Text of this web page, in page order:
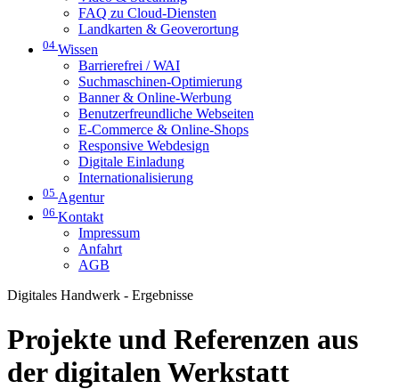
FAQ zu Cloud-Diensten
Landkarten & Geoverortung
04 Wissen
Barrierefrei / WAI
Suchmaschinen-Optimierung
Banner & Online-Werbung
Benutzerfreundliche Webseiten
E-Commerce & Online-Shops
Responsive Webdesign
Digitale Einladung
Internationalisierung
05 Agentur
06 Kontakt
Impressum
Anfahrt
AGB
Digitales Handwerk - Ergebnisse
Projekte und Referenzen aus
der digitalen Werkstatt